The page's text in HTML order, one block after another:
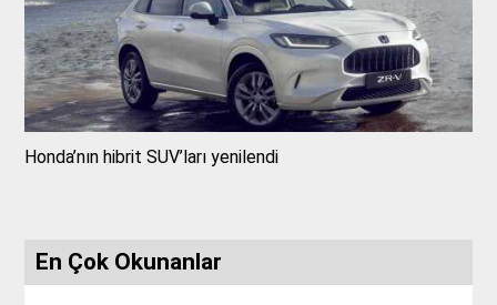
Honda’nın hibrit SUV’ları yenilendi
En Çok Okunanlar